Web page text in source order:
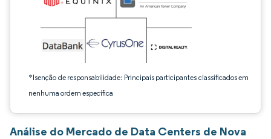
*Isenção de responsabilidade: Principais participantes classificados em
nenhuma ordem específica
Análise do Mercado de Data Centers de Nova